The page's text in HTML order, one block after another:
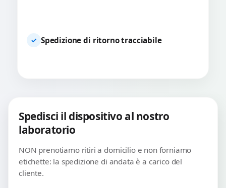
✓ Spedizione di ritorno tracciabile
Spedisci il dispositivo al nostro
laboratorio
NON prenotiamo ritiri a domicilio e non forniamo
etichette: la spedizione di andata è a carico del
cliente.